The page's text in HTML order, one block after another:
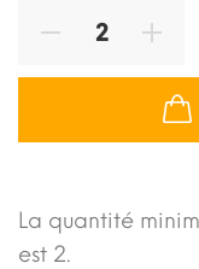
La quantité
est 2.